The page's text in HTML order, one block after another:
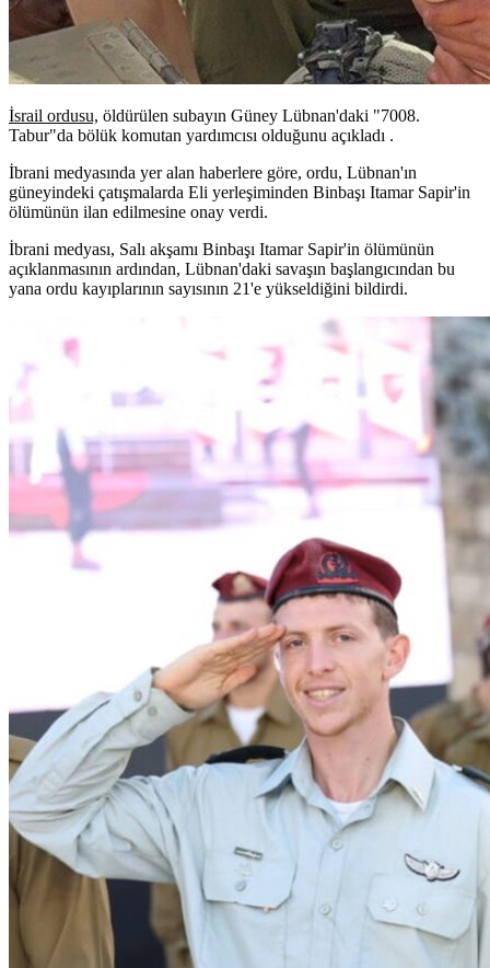
İsrail ordusu, öldürülen subayın Güney Lübnan'daki "7008.
Tabur"da bölük komutan yardımcısı olduğunu açıkladı .
İbrani medyasında yer alan haberlere göre, ordu, Lübnan'ın
güneyindeki çatışmalarda Eli yerleşiminden Binbaşı Itamar Sapir'in
ölümünün ilan edilmesine onay verdi.
İbrani medyası, Salı akşamı Binbaşı Itamar Sapir'in ölümünün
açıklanmasının ardından, Lübnan'daki savaşın başlangıcından bu
yana ordu kayıplarının sayısının 21'e yükseldiğini bildirdi.